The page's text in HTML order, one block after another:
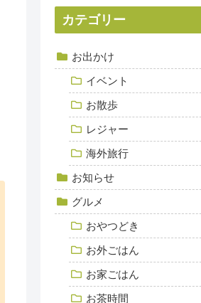
カテゴリー
お出かけ
イベント
お散歩
レジャー
海外旅行
お知らせ
グルメ
おやつどき
お外ごはん
お家ごはん
お茶時間